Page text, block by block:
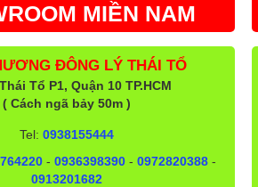
MIỀN NAM
ĐÔNG LÝ THÁI TỔ
Tổ P1, Quận 10 TP.HCM
( Cách ngã bảy 50m )
Tel:0938155444
- 0936398390- 0972820388-
0913201682